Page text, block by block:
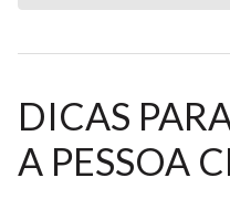
DICAS
A PESSOA